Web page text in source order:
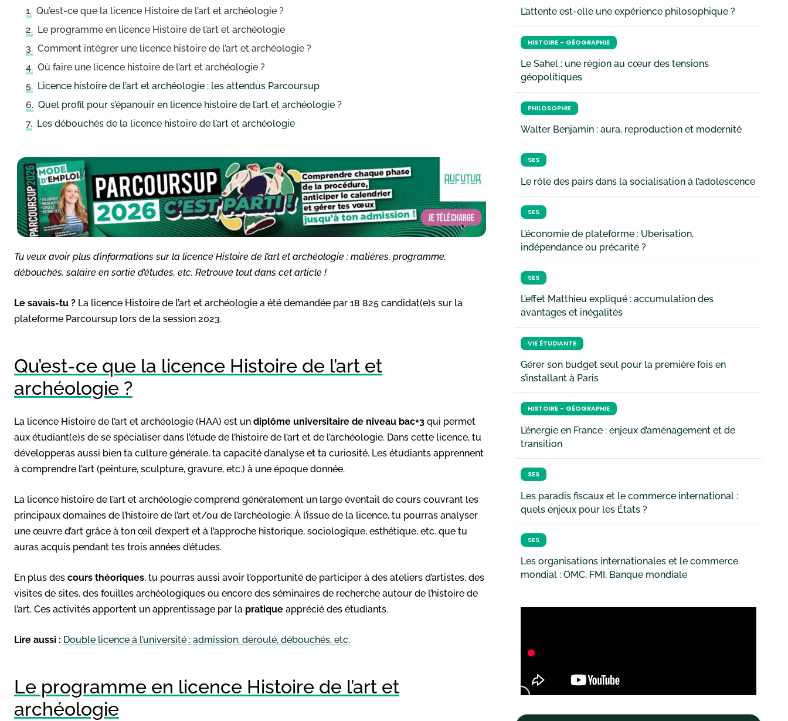
Qu’est-ce que la licence Histoire de l’art et archéologie ?
Le programme en licence Histoire de l’art et archéologie
Comment intégrer une licence histoire de l’art et archéologie ?
Où faire une licence histoire de l’art et archéologie ?
Licence histoire de l’art et archéologie : les attendus Parcoursup
Quel profil pour s’épanouir en licence histoire de l’art et archéologie ?
Les débouchés de la licence histoire de l’art et archéologie
Tu veux avoir plus d’informations sur la licence Histoire de l’art et archéologie : matières, programme,
débouchés, salaire en sortie d’études, etc. Retrouve tout dans cet article !
Le savais-tu ? La licence Histoire de l’art et archéologie a été demandée par 18 825 candidat(e)s sur la
plateforme Parcoursup lors de la session 2023.
Qu’est-ce que la licence Histoire de l’art et
archéologie ?
La licence Histoire de l’art et archéologie (HAA) est un diplôme universitaire de niveau bac+3 qui permet
aux étudiant(e)s de se spécialiser dans l’étude de l’histoire de l’art et de l’archéologie. Dans cette licence, tu
développeras aussi bien ta culture générale, ta capacité d’analyse et ta curiosité. Les étudiants apprennent
à comprendre l’art (peinture, sculpture, gravure, etc.) à une époque donnée.
La licence histoire de l’art et archéologie comprend généralement un large éventail de cours couvrant les
principaux domaines de l’histoire de l’art et/ou de l’archéologie. À l’issue de la licence, tu pourras analyser
une œuvre d’art grâce à ton œil d’expert et à l’approche historique, sociologique, esthétique, etc. que tu
auras acquis pendant tes trois années d’études.
En plus des cours théoriques, tu pourras aussi avoir l’opportunité de participer à des ateliers d’artistes, des
visites de sites, des fouilles archéologiques ou encore des séminaires de recherche autour de l’histoire de
l’art. Ces activités apportent un apprentissage par la pratique apprécié des étudiants.
Lire aussi : Double licence à l’université : admission, déroulé, débouchés, etc.
Le programme en licence Histoire de l’art et
archéologie
L’attente est-elle une expérience philosophique ?
HISTOIRE - GÉOGRAPHIE
Le Sahel : une région au cœur des tensions
géopolitiques
PHILOSOPHIE
Walter Benjamin : aura, reproduction et modernité
SES
Le rôle des pairs dans la socialisation à l’adolescence
SES
L’économie de plateforme : Uberisation,
indépendance ou précarité ?
SES
L’effet Matthieu expliqué : accumulation des
avantages et inégalités
VIE ÉTUDIANTE
Gérer son budget seul pour la première fois en
s’installant à Paris
HISTOIRE - GÉOGRAPHIE
L’énergie en France : enjeux d’aménagement et de
transition
SES
Les paradis fiscaux et le commerce international :
quels enjeux pour les États ?
SES
Les organisations internationales et le commerce
mondial : OMC, FMI, Banque mondiale